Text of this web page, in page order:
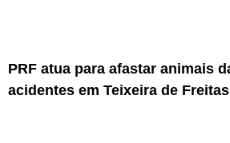
PRF atua para afastar animais
acidentes em Teixeira de Freitas